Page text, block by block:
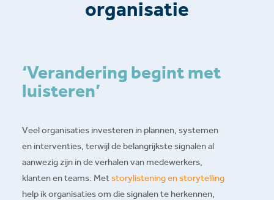
organisatie
‘Verandering begint met
luisteren’
Veel organisaties investeren in plannen, systemen
en interventies, terwijl de belangrijkste signalen al
aanwezig zijn in de verhalen van medewerkers,
klanten en teams. Met storylistening en storytelling
help ik organisaties om die signalen te herkennen,